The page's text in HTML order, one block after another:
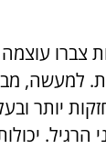
צברו עוצמה
למעשה,
יותר
הרגיל.